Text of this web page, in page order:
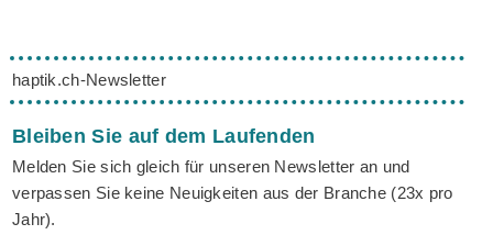
haptik.ch-Newsletter
Bleiben Sie auf dem Laufenden
Melden Sie sich gleich für unseren Newsletter an und
verpassen Sie keine Neuigkeiten aus der Branche (23x pro
Jahr).